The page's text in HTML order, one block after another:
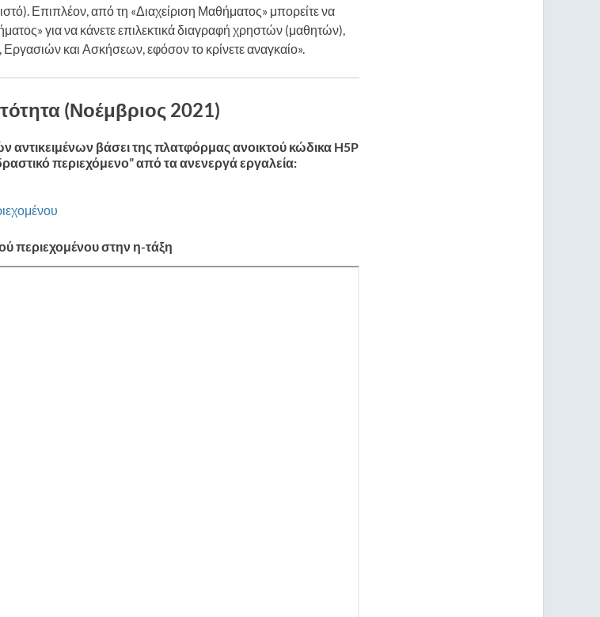
Επιπλέον, από τη «Διαχείριση Μαθήματος» μπορείτε να
για να κάνετε επιλεκτικά διαγραφή χρηστών (μαθητών),
και Ασκήσεων, εφόσον το κρίνετε αναγκαίο».
(Νοέμβριος 2021)
αντικειμένων βάσει της πλατφόρμας ανοικτού κώδικα H5P
περιεχόμενο” από τα ανενεργά εργαλεία:
περιεχομένου στην η-τάξη